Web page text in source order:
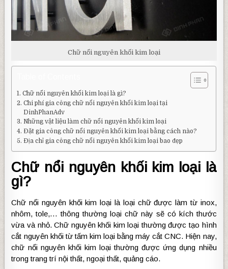
Chữ nổi nguyên khối kim loại
Chữ nổi nguyên khối kim loại là gì?
Chi phí gia công chữ nổi nguyên khối kim loại tại
DinhPhanAdv
Những vật liệu làm chữ nổi nguyên khối kim loại
Đặt gia công chữ nổi nguyên khối kim loại bằng cách nào?
Địa chỉ gia công chữ nổi nguyên khối kim loại bao đẹp
Chữ nổi nguyên khối kim loại là
gì?
Chữ nổi nguyên khối kim loại là loại chữ được làm từ inox,
nhôm, tole,… thông thường loại chữ này sẽ có kích thước
vừa và nhỏ. Chữ nguyên khối kim loại thường được tạo hình
cắt nguyên khối từ tấm kim loại bằng máy cắt CNC. Hiện nay,
chữ nổi nguyên khối kim loại thường được ứng dụng nhiều
trong trang trí nội thất, ngoại thất, quảng cáo.